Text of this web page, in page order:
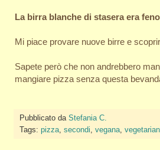
La birra blanche di stasera era
Mi piace provare nuove birre e
Sapete però che non andrebbero
mangiare pizza senza questa
Pubblicato da Stefania C.
Tags: pizza, secondi, vegana,